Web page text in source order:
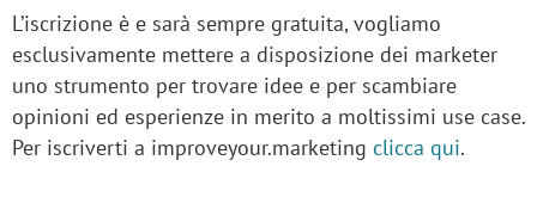
L’iscrizione è e sarà sempre gratuita, vogliamo
esclusivamente mettere a disposizione dei marketer
uno strumento per trovare idee e per scambiare
opinioni ed esperienze in merito a moltissimi use case.
Per iscriverti a improveyour.marketing clicca qui.